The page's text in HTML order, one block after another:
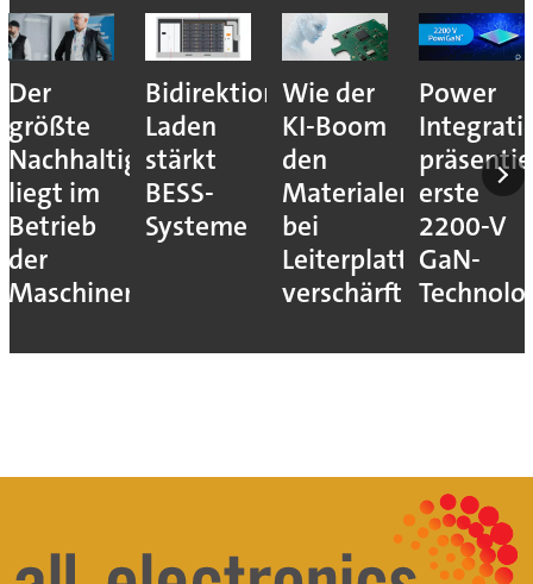
Der
größte
Nachhaltigkeitshebel
liegt im
Betrieb
der
Maschinen
Bidirektionales
Laden
stärkt
BESS-
Systeme
Wie der
KI-Boom
den
Materialengpass
bei
Leiterplatten
verschärft
Power
erste
2200-V
GaN-